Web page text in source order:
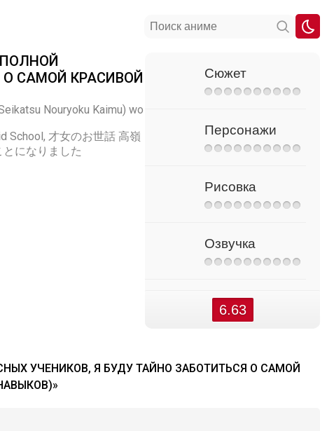
САМОЙ КРАСИВОЙ
Nouryoku Kaimu) wo
School, 才女のお世話 高嶺
になりました
Сюжет
Персонажи
Рисовка
Озвучка
6.63
УЧЕНИКОВ, Я БУДУ ТАЙНО ЗАБОТИТЬСЯ О САМОЙ